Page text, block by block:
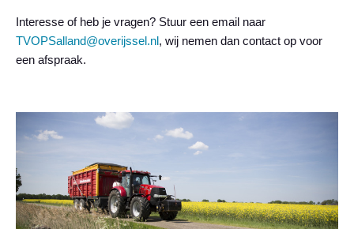
Interesse of heb je vragen? Stuur een email naar
TVOPSalland@overijssel.nl, wij nemen dan contact op voor
een afspraak.